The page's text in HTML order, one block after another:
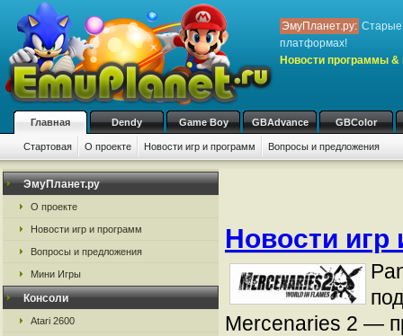
ЭмуПланет.ру: Старые
платформах!
Новости программы &
Главная Dendy Game Boy GBAdvance GBColor
Стартовая О проекте Новости игр и программ Вопросы и предложения
ЭмуПланет.ру
О проекте
Новости игр и программ
Вопросы и предложения
Мини Игры
Консоли
Atari 2600
Новости игр
Mercenaries 2 —